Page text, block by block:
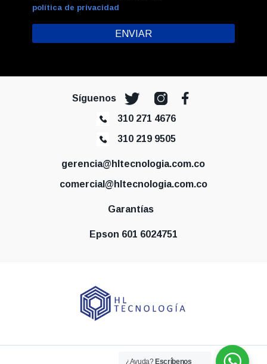
política de privacidad
Síguenos
310 271 4676
310 219 9505
gerencia@hltecnologia.com.co
comercial@hltecnologia.com.co
Garantías
Epson 601 6024751
¿Ayuda? Escríbenos